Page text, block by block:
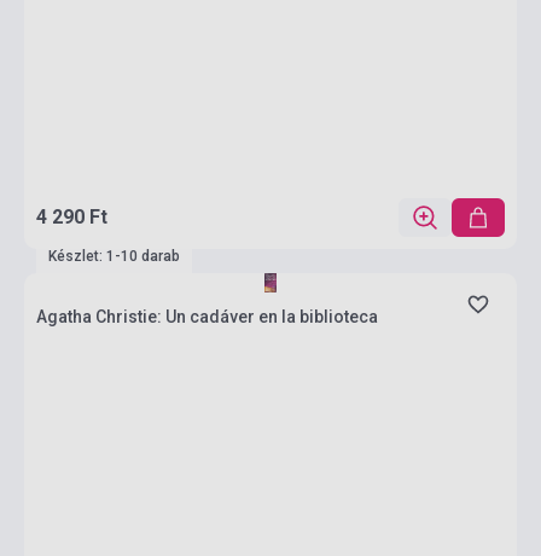
4 290 Ft
Készlet: 1-10 darab
Agatha Christie: Un cadáver en la biblioteca